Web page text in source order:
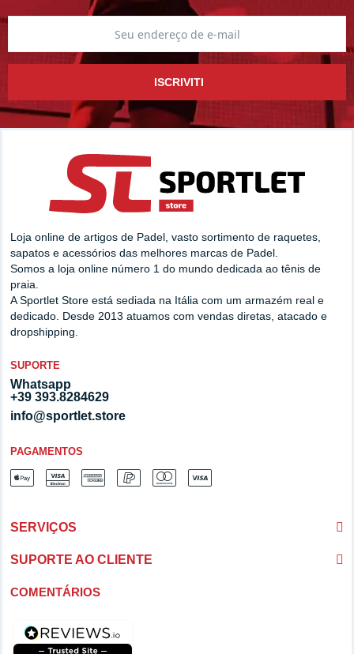
ISCRIVITI
Loja online de artigos de Padel, vasto sortimento de raquetes,
sapatos e acessórios das melhores marcas de Padel.
Somos a loja online número 1 do mundo dedicada ao tênis de
praia.
A Sportlet Store está sediada na Itália com um armazém real e
dedicado. Desde 2013 atuamos com vendas diretas, atacado e
dropshipping.
SUPORTE
Whatsapp
+39 393.8284629
info@sportlet.store
PAGAMENTOS
SERVIÇOS
SUPORTE AO CLIENTE
COMENTÁRIOS